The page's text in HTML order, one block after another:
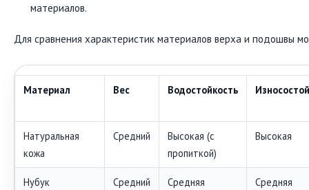
материалов.
Для сравнения характеристик материалов верха и подошвы
Материал Вес Водостойкость
Натуральная
кожа
Средний
Высокая (с
пропиткой)
Высокая
Нубук Средний Средняя Средняя